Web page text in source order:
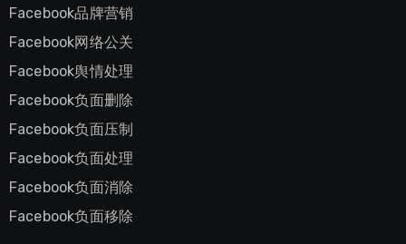
Facebook品牌营销
Facebook网络公关
Facebook舆情处理
Facebook负面删除
Facebook负面压制
Facebook负面处理
Facebook负面消除
Facebook负面移除